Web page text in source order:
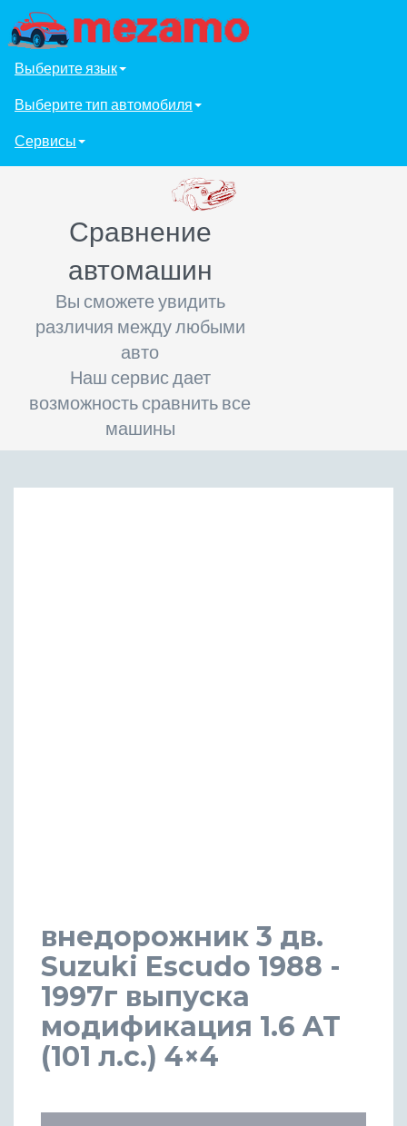
Выберите язык
Выберите тип автомобиля
Сервисы
Сравнение
автомашин
Вы сможете увидить
различия между любыми
авто
Наш сервис дает
возможность сравнить все
машины
внедорожник 3 дв.
Suzuki Escudo 1988 -
1997г выпуска
модификация 1.6 AT
(101 л.с.) 4×4